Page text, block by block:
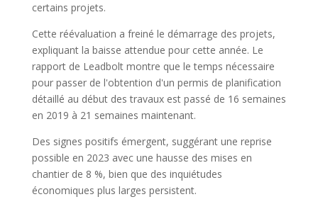
certains projets.
Cette réévaluation a freiné le démarrage des projets,
expliquant la baisse attendue pour cette année. Le
rapport de Leadbolt montre que le temps nécessaire
pour passer de l'obtention d'un permis de planification
détaillé au début des travaux est passé de 16 semaines
en 2019 à 21 semaines maintenant.
Des signes positifs émergent, suggérant une reprise
possible en 2023 avec une hausse des mises en
chantier de 8 %, bien que des inquiétudes
économiques plus larges persistent.